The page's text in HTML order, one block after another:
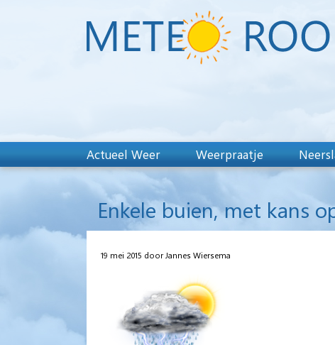
Actueel Weer Weerpraatje
Enkele buien, met kans
19 mei 2015 door Jannes Wiersema